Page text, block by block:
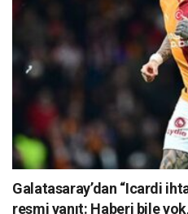
Galatasaray’dan “Icardi
resmi yanıt: Haberi bile